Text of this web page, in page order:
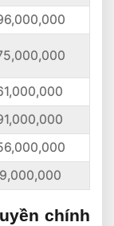
chính